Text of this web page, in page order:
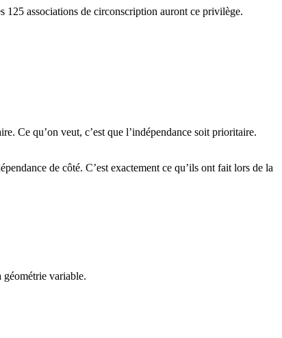
125 associations de circonscription auront ce privilège.
Ce qu’on veut, c’est que l’indépendance soit prioritaire.
de côté. C’est exactement ce qu’ils ont fait lors de la
géométrie variable.